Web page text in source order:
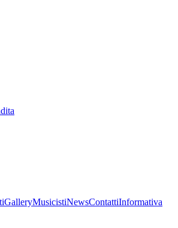
GalleryMusicistiNewsContattiInformativa